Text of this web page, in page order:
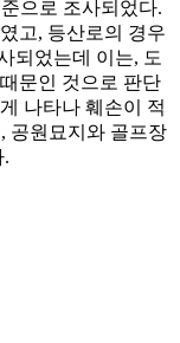
으로 조사되었다.
고, 등산로의 경우
되었는데 이는, 도
문인 것으로 판단
나타나 훼손이 적
공원묘지와 골프장
.